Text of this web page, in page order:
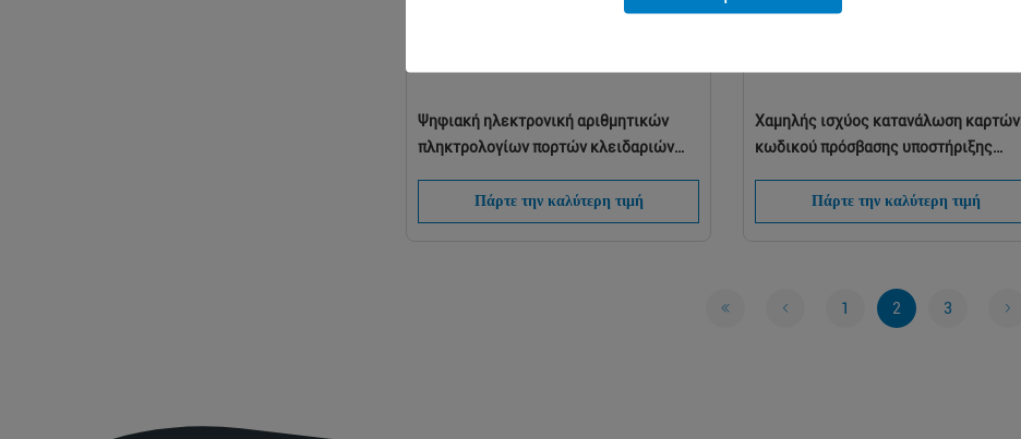
Ψηφιακή ηλεκτρονική αριθμητικών
πληκτρολογίων πορτών κλειδαριών
αφής Elgant ακρυλική
Πάρτε την καλύτερη τιμή
Χαμηλής ισχύος κατανάλωση καρτών
κωδικού πρόσβασης υποστήριξης
συνδυασμού ψηφιακή
Πάρτε την καλύτερη τιμή
1 2 3